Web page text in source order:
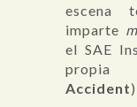
escena
imparte
el SAE
propia
Accident